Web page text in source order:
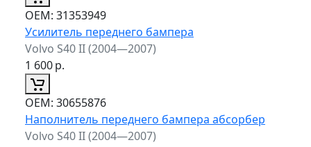
ОЕМ: 31353949
Усилитель переднего бампера
Volvo S40 II (2004—2007)
1 600р.
ОЕМ: 30655876
Наполнитель переднего бампера абсорбер
Volvo S40 II (2004—2007)